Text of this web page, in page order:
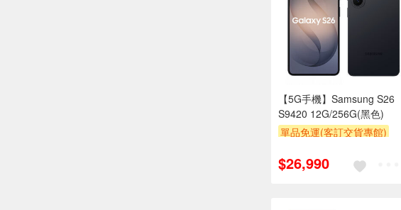
【5G手機】Samsung S26
S9420 12G/256G(黑色)
單品免運(客訂交貨專館)
$26,990